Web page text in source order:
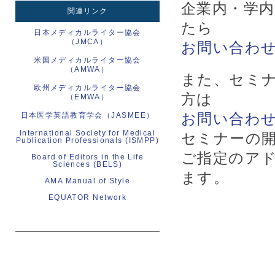
企業内・学
たら
お問い合わ
また、セミ
方は
お問い合わ
セミナーの
ご指定のア
ます。
関連リンク
日本メディカルライター協会
（JMCA）
米国メディカルライター協会
（AMWA）
欧州メディカルライター協会
（EMWA）
日本医学英語教育学会（JASMEE）
International Society for Medical
Publication Professionals (ISMPP)
Board of Editors in the Life
Sciences (BELS)
AMA Manual of Style
EQUATOR Network